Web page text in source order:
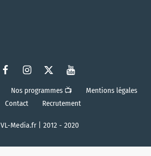
Nos programmes 📺
Mentions légales
Contact
Recrutement
VL-Media.fr | 2012 - 2020